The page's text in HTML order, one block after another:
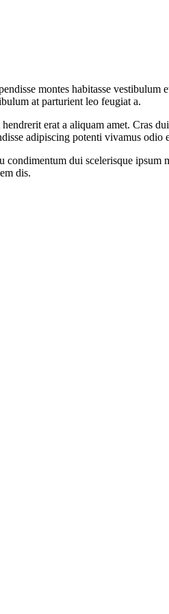
montes habitasse vestibulum
at parturient leo feugiat a.
erat a aliquam amet. Cras
adipiscing potenti vivamus odio
dui scelerisque ipsum
dis.